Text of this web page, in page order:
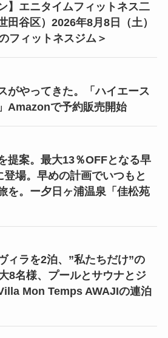
】エニタイムフィットネス二
田谷区）2026年8月8日（土）
フィットネスジム＞
がやってきた。「ハイエース
Amazonで予約販売開始
提案。最大13％OFFとなる早
場。早めの計画でいつもと
を。ー夕日ヶ浦温泉「佳松苑
ィラを2泊、”私たちだけ”の
8名様、プールとサウナとジ
Mon Temps AWAJIの連泊